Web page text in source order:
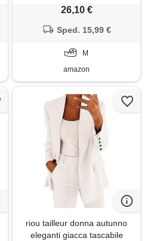
cerimonia curvy blazer offerte
lunghe tuta elastici in vita set
giacche suit 2024 offerte
26,10 €
Sped. 15,99 €
M
amazon
riou tailleur donna autunno
eleganti giacca tascabile